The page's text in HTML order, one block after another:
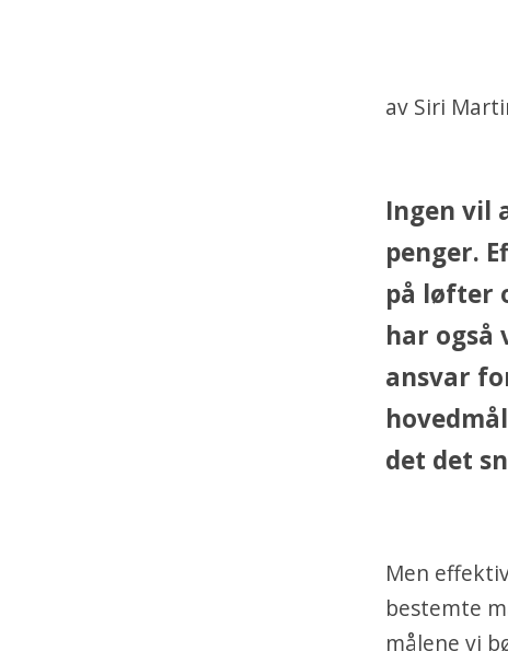
av Siri
Ingen vil
penger.
på løfter
har
ansvar
det det
Men
bestemte
målene vi